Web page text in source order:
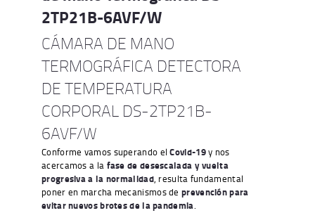
2TP21B-6AVF/W
CÁMARA DE MANO
TERMOGRÁFICA DETECTORA
DE TEMPERATURA
CORPORAL DS-2TP21B-
6AVF/W
Conforme vamos superando elCovid-19y nos
acercamos a la fase de desescalada y vuelta
progresiva a la normalidad, resulta fundamental
poner en marcha mecanismos deprevención para
evitar nuevos brotes de la pandemia.